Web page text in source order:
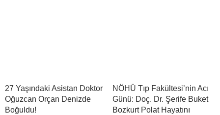
27 Yaşındaki Asistan Doktor
Oğuzcan Orçan Denizde
Boğuldu!
NÖHÜ Tıp Fakültesi’nin Acı
Günü: Doç. Dr. Şerife Buket
Bozkurt Polat Hayatını